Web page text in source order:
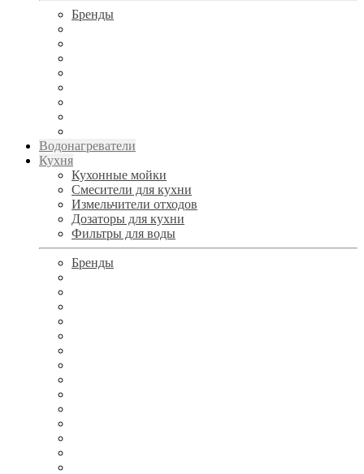
Бренды
Водонагреватели
Кухня
Кухонные мойки
Смесители для кухни
Измельчители отходов
Дозаторы для кухни
Фильтры для воды
Бренды